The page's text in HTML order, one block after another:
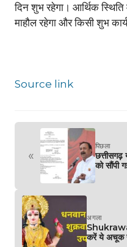
दिन शुभ रहेगा। आर्थिक स्थिति
माहौल रहेगा और किसी शुभ
Source link
«
पिछला
को सौंपी
अगला
करें ये अचूक